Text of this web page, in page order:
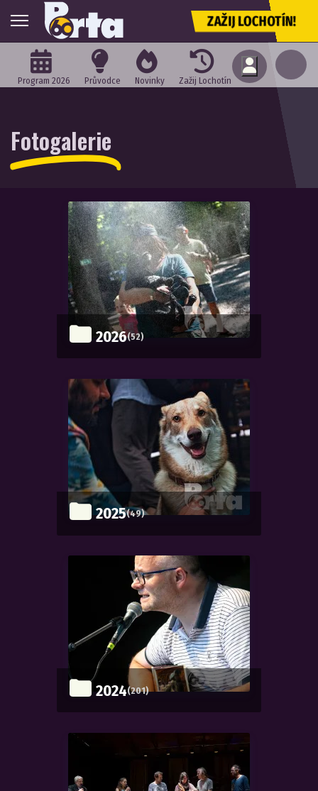
ZAŽIJ LOCHOTÍN!
Program 2026 Průvodce Novinky Zažij Lochotín
Fotogalerie
2026(52)
2025(49)
2024(201)